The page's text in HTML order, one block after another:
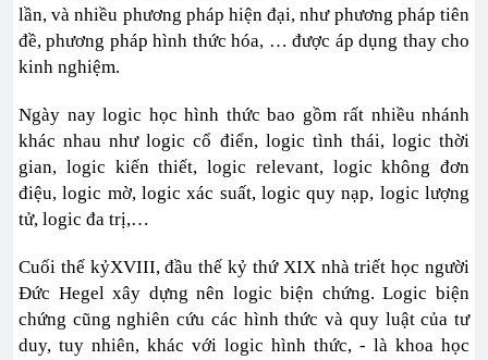
lần, và nhiều phương pháp hiện đại, như phương pháp tiên
đề, phương pháp hình thức hóa, … được áp dụng thay cho
kinh nghiệm.
Ngày nay logic học hình thức bao gồm rất nhiều nhánh
khác nhau như logic cổ điển, logic tình thái, logic thời
gian, logic kiến thiết, logic relevant, logic không đơn
điệu, logic mờ, logic xác suất, logic quy nạp, logic lượng
tử, logic đa trị,…
Cuối thế kỷXVIII, đầu thế kỷ thứ XIX nhà triết học người
Đức Hegel xây dựng nên logic biện chứng. Logic biện
chứng cũng nghiên cứu các hình thức và quy luật của tư
duy, tuy nhiên, khác với logic hình thức, - là khoa học